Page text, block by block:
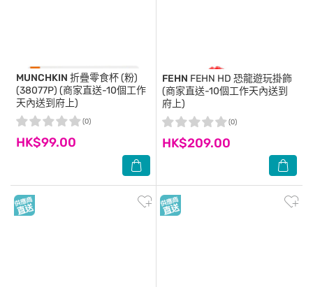
MUNCHKIN 折疊零食杯 (粉)
(38077P) (商家直送-10個工作
天內送到府上)
HK$99.00
(0)
FEHN FEHN HD 恐龍遊玩掛飾
(商家直送-10個工作天內送到
府上)
HK$209.00
(0)